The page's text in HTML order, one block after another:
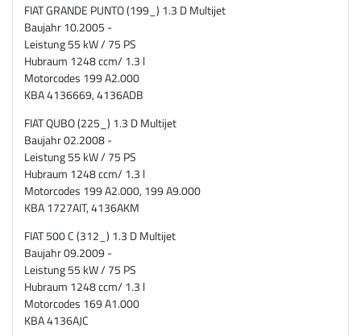
FIAT GRANDE PUNTO (199_) 1.3 D Multijet
Baujahr 10.2005 -
Leistung 55 kW / 75 PS
Hubraum 1248 ccm/ 1.3 l
Motorcodes 199 A2.000
KBA 4136669, 4136ADB
FIAT QUBO (225_) 1.3 D Multijet
Baujahr 02.2008 -
Leistung 55 kW / 75 PS
Hubraum 1248 ccm/ 1.3 l
Motorcodes 199 A2.000, 199 A9.000
KBA 1727AIT, 4136AKM
FIAT 500 C (312_) 1.3 D Multijet
Baujahr 09.2009 -
Leistung 55 kW / 75 PS
Hubraum 1248 ccm/ 1.3 l
Motorcodes 169 A1.000
KBA 4136AJC